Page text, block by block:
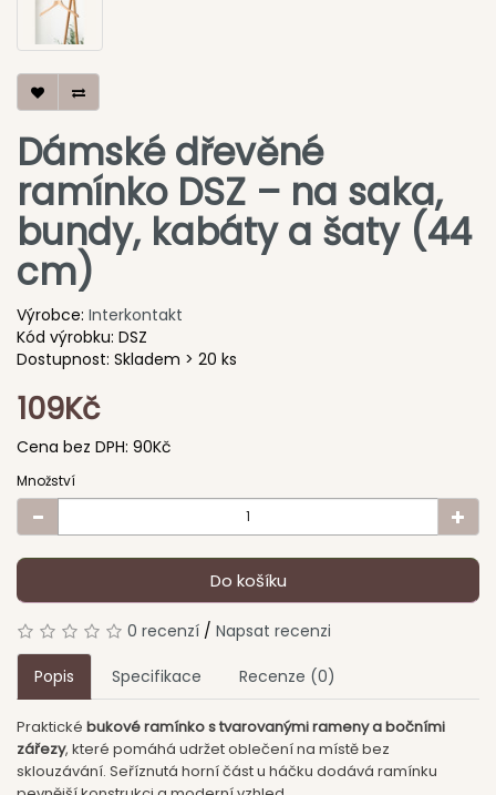
Dámské dřevěné
ramínko DSZ – na saka,
bundy, kabáty a šaty (44
cm)
Výrobce: Interkontakt
Kód výrobku: DSZ
Dostupnost: Skladem > 20 ks
109Kč
Cena bez DPH: 90Kč
Množství
Do košíku
0 recenzí / Napsat recenzi
Popis Specifikace Recenze (0)
Praktické bukové ramínko s tvarovanými rameny a bočními
zářezy, které pomáhá udržet oblečení na místě bez
sklouzávání. Seříznutá horní část u háčku dodává ramínku